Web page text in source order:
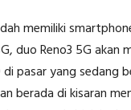
memiliki
duo Reno3 5G akan
pasar yang sedang
berada di kisaran